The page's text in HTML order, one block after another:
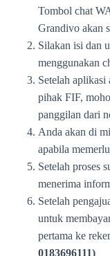
Tombol chat
Grandivo akan
Silakan isi dan
menggunakan
Setelah
pihak FIF,
panggilan dari
Anda akan di
apabila
Setelah proses
menerima
Setelah
untuk
pertama ke
0183696111)